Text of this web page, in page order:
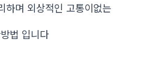
며 외상적인 고통이없는
법 입니다